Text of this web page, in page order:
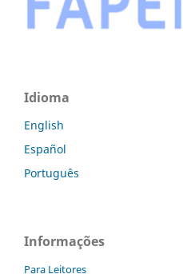
Idioma
English
Español
Português
Informações
Para Leitores